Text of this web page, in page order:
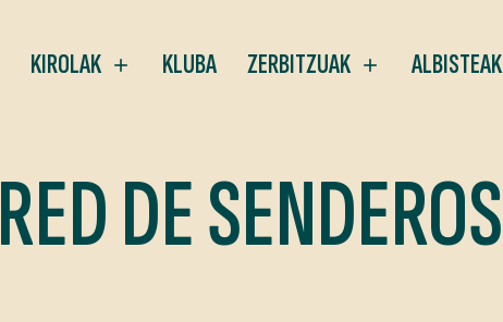
KIROLAK KLUBA ZERBITZUAK ALBISTEAK
RED DE SENDEROS